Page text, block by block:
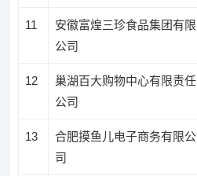
11
安徽富煌三珍食品集团有限
公司
12
巢湖百大购物中心有限责任
公司
13
合肥摸鱼儿电子商务有限公
司